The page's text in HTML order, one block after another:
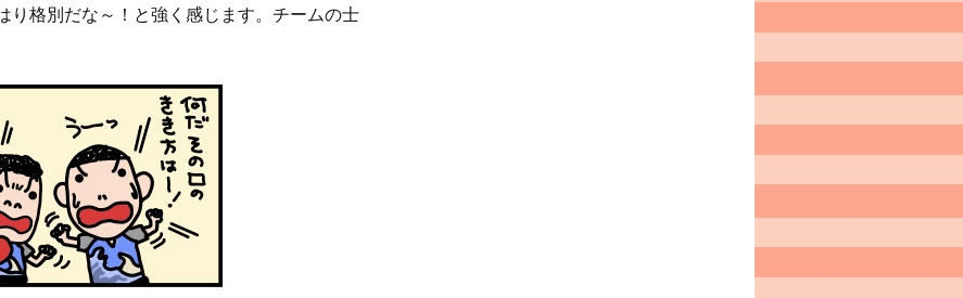
り格別だな～！と強く感じます。チームの士